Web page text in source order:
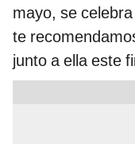
mayo, se
te
junto a ella este